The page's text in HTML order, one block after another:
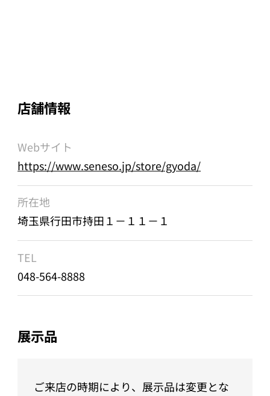
店舗情報
Webサイト
https://www.seneso.jp/store/gyoda/
所在地
埼玉県行田市持田１－１１－１
TEL
048-564-8888
展示品
ご来店の時期により、展示品は変更とな